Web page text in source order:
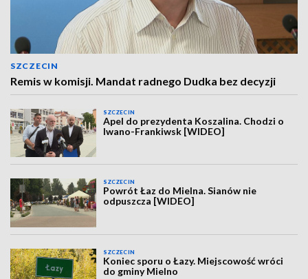
SZCZECIN
Remis w komisji. Mandat radnego Dudka bez decyzji
SZCZECIN
Apel do prezydenta Koszalina. Chodzi o
Iwano-Frankiwsk [WIDEO]
SZCZECIN
Powrót Łaz do Mielna. Sianów nie
odpuszcza [WIDEO]
SZCZECIN
Koniec sporu o Łazy. Miejscowość wróci
do gminy Mielno